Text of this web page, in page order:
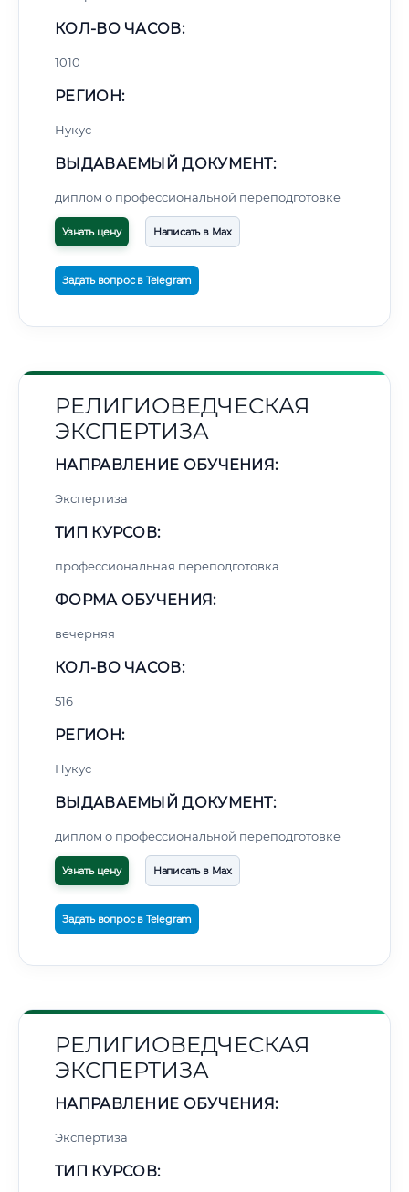
КОЛ-ВО ЧАСОВ:
1010
РЕГИОН:
Нукус
ВЫДАВАЕМЫЙ ДОКУМЕНТ:
диплом о профессиональной переподготовке
Узнать цену Написать в Max
Задать вопрос в Telegram
РЕЛИГИОВЕДЧЕСКАЯ
ЭКСПЕРТИЗА
НАПРАВЛЕНИЕ ОБУЧЕНИЯ:
Экспертиза
ТИП КУРСОВ:
профессиональная переподготовка
ФОРМА ОБУЧЕНИЯ:
вечерняя
КОЛ-ВО ЧАСОВ:
516
РЕГИОН:
Нукус
ВЫДАВАЕМЫЙ ДОКУМЕНТ:
диплом о профессиональной переподготовке
Узнать цену Написать в Max
Задать вопрос в Telegram
РЕЛИГИОВЕДЧЕСКАЯ
ЭКСПЕРТИЗА
НАПРАВЛЕНИЕ ОБУЧЕНИЯ:
Экспертиза
ТИП КУРСОВ: